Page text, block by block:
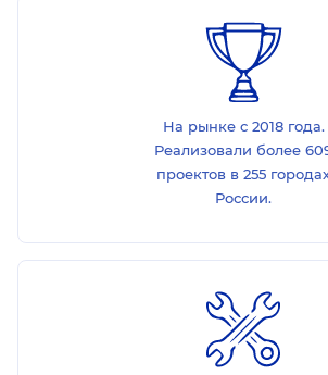
На рынке с 2018 года.
Реализовали более
проектов в 255
России.